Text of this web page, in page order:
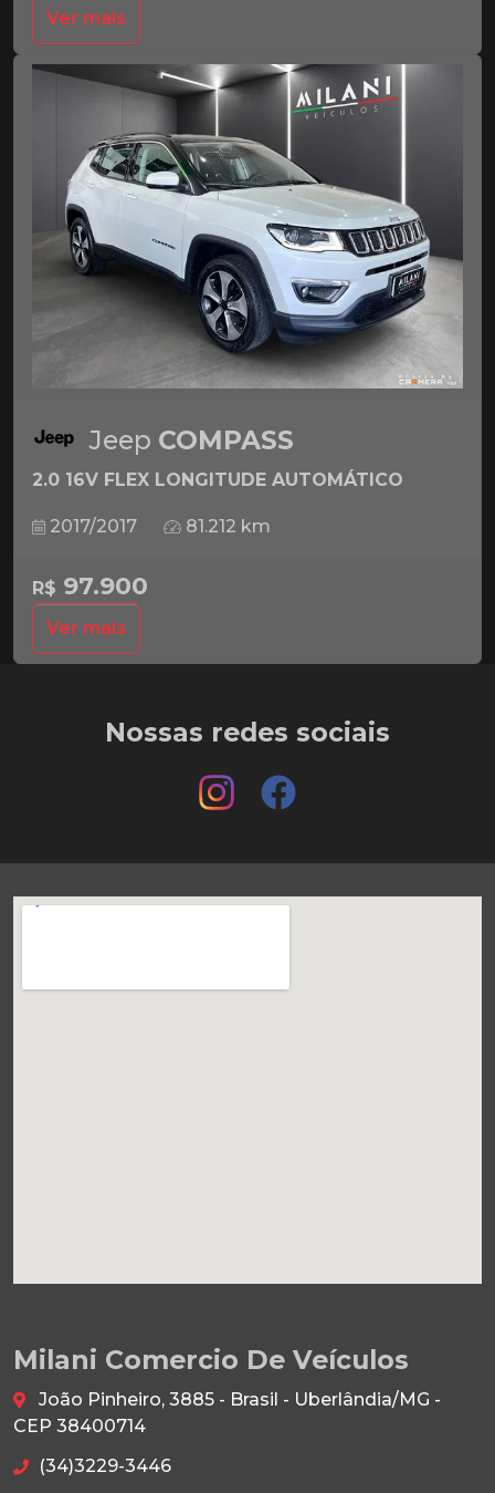
Ver mais
Jeep COMPASS
2.0 16V FLEX LONGITUDE AUTOMÁTICO
2017/2017 81.212 km
R$ 97.900
Ver mais
Nossas redes sociais
Milani Comercio De Veículos
João Pinheiro, 3885 - Brasil - Uberlândia/MG -
CEP 38400714
(34)3229-3446